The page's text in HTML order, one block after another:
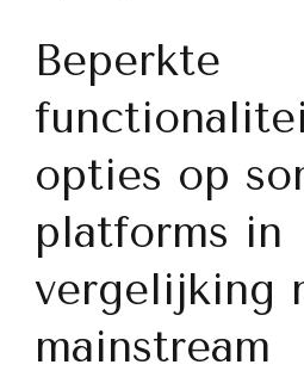
Beperkte
opties op
platforms in
vergelijking
mainstream